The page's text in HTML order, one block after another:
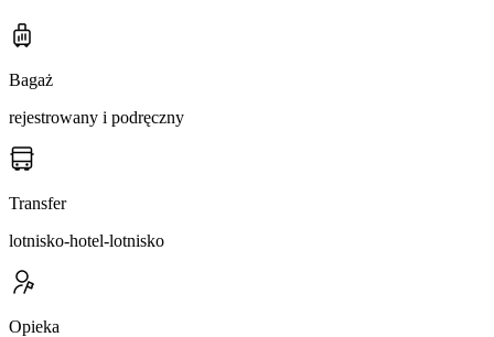
Bagaż
rejestrowany i podręczny
Transfer
lotnisko-hotel-lotnisko
Opieka